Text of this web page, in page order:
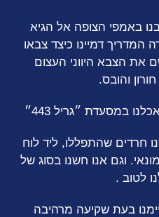
באמפי הצופה אל הגיא
המדריך דמיינו כיצד צבאו
את הצבא היווני העצום
והובס.
במסעדת ״גריל 443״
חרדים שהתפללו, ליד לוח
וגם אנו חשנו בסוג של
לטוב .
בעת שקיעה מרהיבה